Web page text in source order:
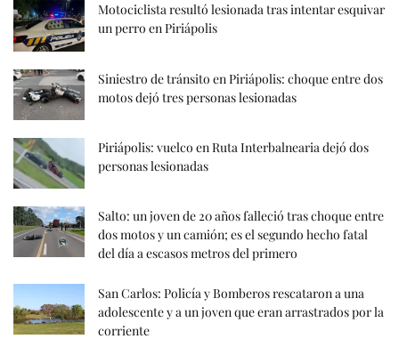
Motociclista resultó lesionada tras intentar esquivar
un perro en Piriápolis
Siniestro de tránsito en Piriápolis: choque entre dos
motos dejó tres personas lesionadas
Piriápolis: vuelco en Ruta Interbalnearia dejó dos
personas lesionadas
Salto: un joven de 20 años falleció tras choque entre
dos motos y un camión; es el segundo hecho fatal
del día a escasos metros del primero
San Carlos: Policía y Bomberos rescataron a una
adolescente y a un joven que eran arrastrados por la
corriente